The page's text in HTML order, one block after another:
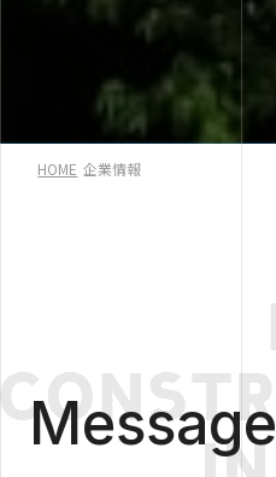
HOME 企業情報
Message